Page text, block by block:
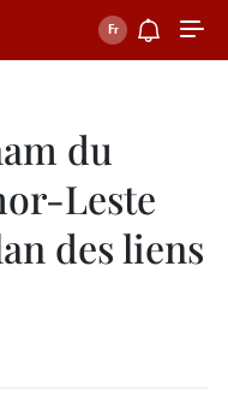
du
Leste
des liens